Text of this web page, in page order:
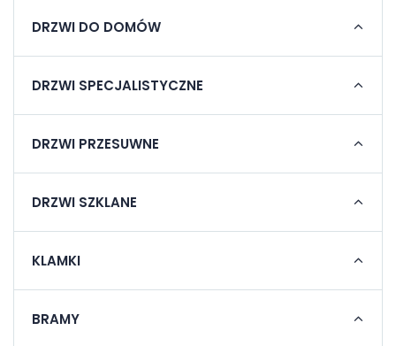
DRZWI DO DOMÓW
DRZWI SPECJALISTYCZNE
DRZWI PRZESUWNE
DRZWI SZKLANE
KLAMKI
BRAMY